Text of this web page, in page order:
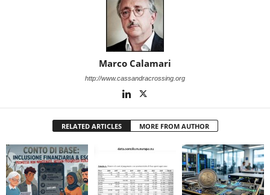
Marco Calamari
http://www.cassandracrossing.org
RELATED ARTICLES MORE FROM AUTHOR